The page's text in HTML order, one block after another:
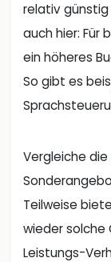
relativ
auch hier: Für
ein höheres
So gibt es
Vergleiche
Teilweise
wieder solche
Leistungs-